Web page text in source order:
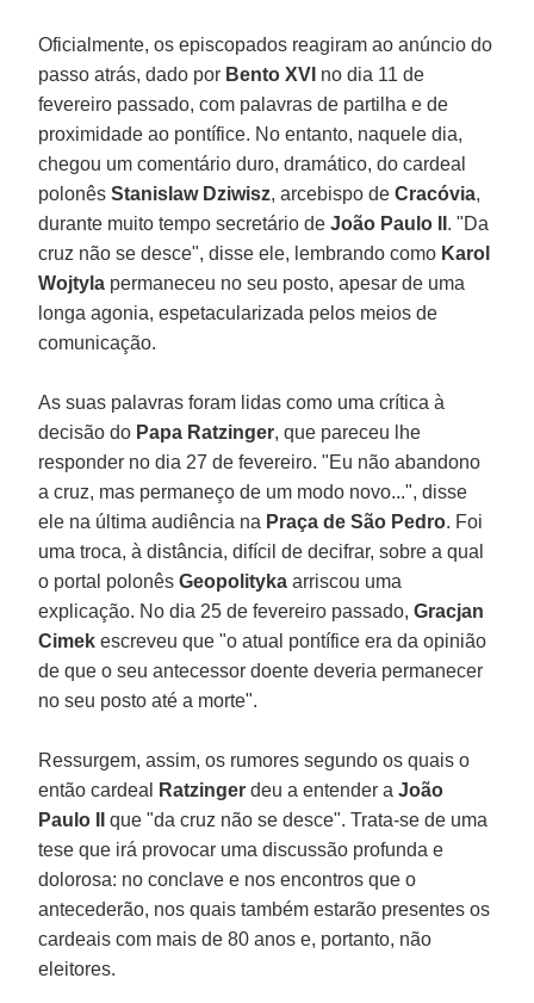
Oficialmente, os episcopados reagiram ao anúncio do
passo atrás, dado por Bento XVI no dia 11 de
fevereiro passado, com palavras de partilha e de
proximidade ao pontífice. No entanto, naquele dia,
chegou um comentário duro, dramático, do cardeal
polonêsStanislaw Dziwisz, arcebispo deCracóvia,
durante muito tempo secretário deJoão Paulo II . "Da
cruz não se desce", disse ele, lembrando como Karol
Wojtyla permaneceu no seu posto, apesar de uma
longa agonia, espetacularizada pelos meios de
comunicação.
As suas palavras foram lidas como uma crítica à
decisão do Papa Ratzinger, que pareceu lhe
responder no dia 27 de fevereiro. "Eu não abandono
a cruz, mas permaneço de um modo novo...", disse
ele na última audiência na Praça de São Pedro. Foi
uma troca, à distância, difícil de decifrar, sobre a qual
o portal polonêsGeopolitykaarriscou uma
explicação. No dia 25 de fevereiro passado,Gracjan
Cimekescreveu que "o atual pontífice era da opinião
de que o seu antecessor doente deveria permanecer
no seu posto até a morte".
Ressurgem, assim, os rumores segundo os quais o
então cardeal
Ratzingerdeu a entender aJoão
Paulo IIque "da cruz não se desce". Trata-se de uma
tese que irá provocar uma discussão profunda e
dolorosa: no conclave e nos encontros que o
antecederão, nos quais também estarão presentes os
cardeais com mais de 80 anos e, portanto, não
eleitores.